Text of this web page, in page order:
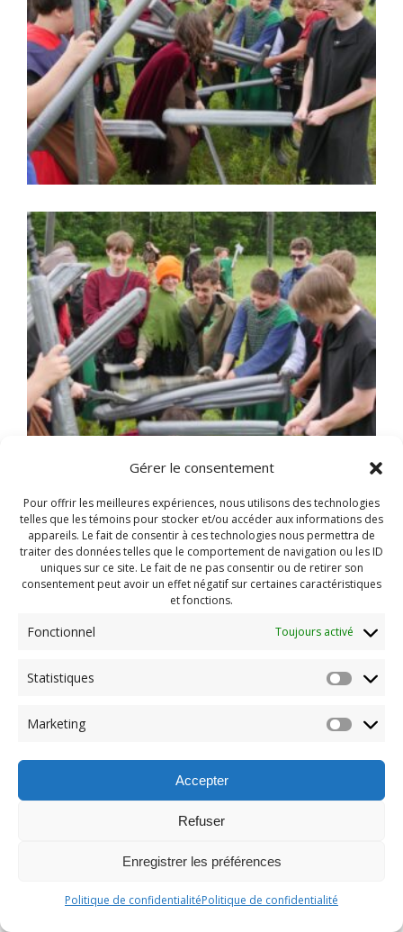
Gérer le consentement
Pour offrir les meilleures expériences, nous utilisons des technologies
telles que les témoins pour stocker et/ou accéder aux informations des
appareils. Le fait de consentir à ces technologies nous permettra de
traiter des données telles que le comportement de navigation ou les ID
uniques sur ce site. Le fait de ne pas consentir ou de retirer son
consentement peut avoir un effet négatif sur certaines caractéristiques
et fonctions.
Fonctionnel Toujours activé
Statistiques
Marketing
Accepter
Refuser
Enregistrer les préférences
Politique de confidentialitéPolitique de confidentialité